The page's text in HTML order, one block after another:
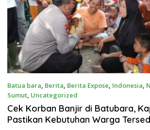
Batua bara, Berita, Berita Expose, Indonesia,
Sumut, Uncategorized
November 18, 2022
Cek Korban Banjir di Batubara,
Pastikan Kebutuhan Warga